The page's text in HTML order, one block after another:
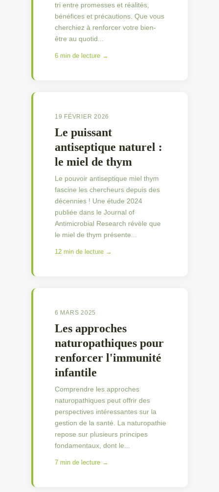
tri entre promesses et réalités,
bénéfices et précautions. Que vous
cherchiez à renforcer votre bien-
être au quotid...
6 min de lecture →
19 FÉVRIER 2026
Le puissant
antiseptique naturel :
le miel de thym
Le pouvoir antiseptique miel thym
fascine les chercheurs depuis des
décennies ! Une étude 2024
publiée dans le Journal of
Antimicrobial Research révèle que
le miel de thym présente...
12 min de lecture →
6 MARS 2025
Les approches
naturopathiques pour
renforcer l'immunité
infantile
Comprendre les approches
naturopathiques peut offrir des
perspectives intéressantes sur la
gestion de la santé. La naturopathie
repose sur plusieurs principes
fondamentaux, dont le...
7 min de lecture →